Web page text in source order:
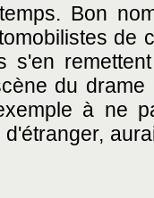
Bon
de
s'en
du
à ne
d'étranger,